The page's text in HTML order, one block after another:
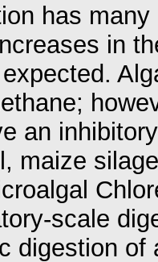
has
in
an
maize
scale
digestion